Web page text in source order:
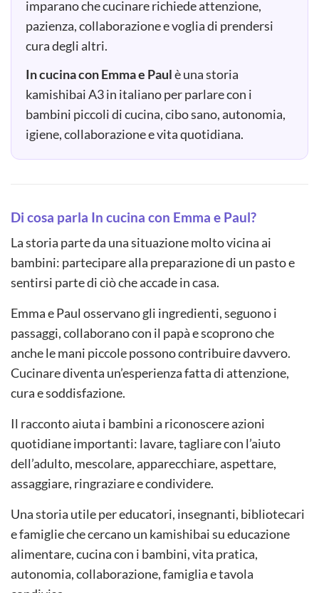
imparano che cucinare richiede attenzione,
pazienza, collaborazione e voglia di prendersi
cura degli altri.
In cucina con Emma e Paulè una storia
kamishibai A3 in italiano per parlare con i
bambini piccoli di cucina, cibo sano, autonomia,
igiene, collaborazione e vita quotidiana.
Di cosa parla In cucina con Emma e Paul?
La storia parte da una situazione molto vicina ai
bambini: partecipare alla preparazione di un pasto e
sentirsi parte di ciò che accade in casa.
Emma e Paul osservano gli ingredienti, seguono i
passaggi, collaborano con il papà e scoprono che
anche le mani piccole possono contribuire davvero.
Cucinare diventa un’esperienza fatta di attenzione,
cura e soddisfazione.
Il racconto aiuta i bambini a riconoscere azioni
quotidiane importanti: lavare, tagliare con l’aiuto
dell’adulto, mescolare, apparecchiare, aspettare,
assaggiare, ringraziare e condividere.
Una storia utile per educatori, insegnanti, bibliotecari
e famiglie che cercano un kamishibai su educazione
alimentare, cucina con i bambini, vita pratica,
autonomia, collaborazione, famiglia e tavola